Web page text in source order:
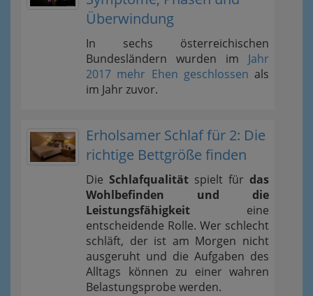
Überwindung
In sechs österreichischen
Bundesländern wurden im Jahr
2017 mehr Ehen geschlossen als
im Jahr zuvor.
Erholsamer Schlaf für 2: Die
richtige Bettgröße finden
Die Schlafqualität spielt für das
Wohlbefinden und die
Leistungsfähigkeit eine
entscheidende Rolle. Wer schlecht
schläft, der ist am Morgen nicht
ausgeruht und die Aufgaben des
Alltags können zu einer wahren
Belastungsprobe werden.